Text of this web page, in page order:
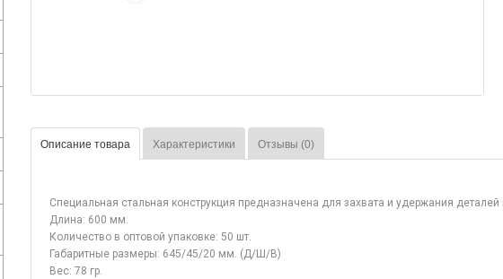
Описание товара Характеристики Отзывы (0)
Специальная стальная конструкция предназначена для захвата и удержания
Длина: 600 мм.
Количество в оптовой упаковке: 50 шт.
Габаритные размеры: 645/45/20 мм. (Д/Ш/В)
Вес: 78 гр.